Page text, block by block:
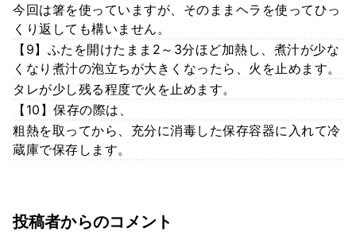
今回は箸を使っていますが、そのままヘラを使ってひっ
くり返しても構いません。
【9】ふたを開けたまま2～3分ほど加熱し、煮汁が少な
くなり煮汁の泡立ちが大きくなったら、火を止めます。
タレが少し残る程度で火を止めます。
【10】保存の際は、
粗熱を取ってから、充分に消毒した保存容器に入れて冷
蔵庫で保存します。
投稿者からのコメント